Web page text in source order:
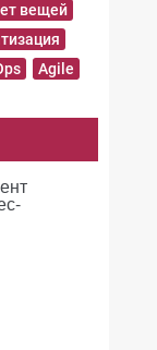
вещей
Agile